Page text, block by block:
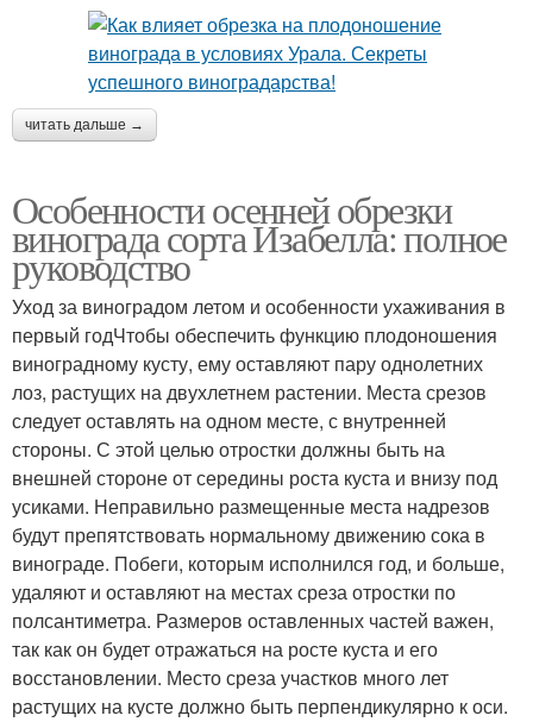
читать дальше →
Особенности осенней обрезки
винограда сорта Изабелла: полное
руководство
Уход за виноградом летом и особенности ухаживания в
первый годЧтобы обеспечить функцию плодоношения
виноградному кусту, ему оставляют пару однолетних
лоз, растущих на двухлетнем растении. Места срезов
следует оставлять на одном месте, с внутренней
стороны. С этой целью отростки должны быть на
внешней стороне от середины роста куста и внизу под
усиками. Неправильно размещенные места надрезов
будут препятствовать нормальному движению сока в
винограде. Побеги, которым исполнился год, и больше,
удаляют и оставляют на местах среза отростки по
полсантиметра. Размеров оставленных частей важен,
так как он будет отражаться на росте куста и его
восстановлении. Место среза участков много лет
растущих на кусте должно быть перпендикулярно к оси.